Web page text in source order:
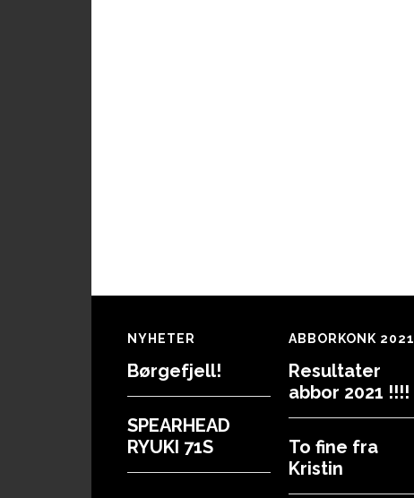
Footer
NYHETER
Børgefjell!
SPEARHEAD
RYUKI 71S
ABBORKONK 2021
Resultater
abbor 2021 !!!!
To fine fra
Kristin